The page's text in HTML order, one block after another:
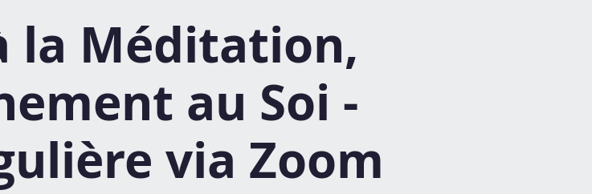
la Méditation,
au Soi -
via Zoom